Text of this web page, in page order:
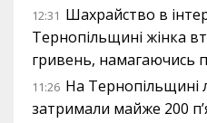
12:31 Шахрайство в
Тернопільщині жінка
гривень, намагаючись
11:26 На Тернопільщині
затримали майже 200